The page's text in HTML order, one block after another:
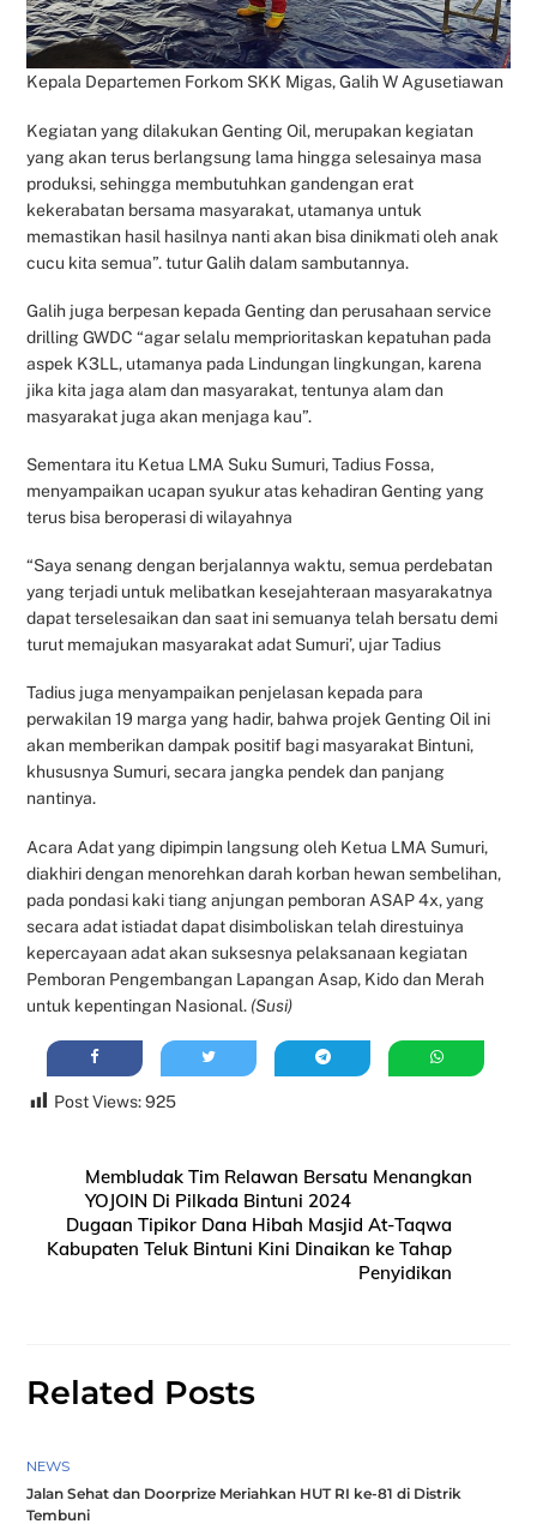
Kepala Departemen Forkom SKK Migas, Galih W Agusetiawan
Kegiatan yang dilakukan Genting Oil, merupakan kegiatan
yang akan terus berlangsung lama hingga selesainya masa
produksi, sehingga membutuhkan gandengan erat
kekerabatan bersama masyarakat, utamanya untuk
memastikan hasil hasilnya nanti akan bisa dinikmati oleh anak
cucu kita semua”. tutur Galih dalam sambutannya.
Galih juga berpesan kepada Genting dan perusahaan service
drilling GWDC “agar selalu memprioritaskan kepatuhan pada
aspek K3LL, utamanya pada Lindungan lingkungan, karena
jika kita jaga alam dan masyarakat, tentunya alam dan
masyarakat juga akan menjaga kau”.
Sementara itu Ketua LMA Suku Sumuri, Tadius Fossa,
menyampaikan ucapan syukur atas kehadiran Genting yang
terus bisa beroperasi di wilayahnya
“Saya senang dengan berjalannya waktu, semua perdebatan
yang terjadi untuk melibatkan kesejahteraan masyarakatnya
dapat terselesaikan dan saat ini semuanya telah bersatu demi
turut memajukan masyarakat adat Sumuri’, ujar Tadius
Tadius juga menyampaikan penjelasan kepada para
perwakilan 19 marga yang hadir, bahwa projek Genting Oil ini
akan memberikan dampak positif bagi masyarakat Bintuni,
khususnya Sumuri, secara jangka pendek dan panjang
nantinya.
Acara Adat yang dipimpin langsung oleh Ketua LMA Sumuri,
diakhiri dengan menorehkan darah korban hewan sembelihan,
pada pondasi kaki tiang anjungan pemboran ASAP 4x, yang
secara adat istiadat dapat disimboliskan telah direstuinya
kepercayaan adat akan suksesnya pelaksanaan kegiatan
Pemboran Pengembangan Lapangan Asap, Kido dan Merah
untuk kepentingan Nasional. (Susi)
Post Views: 925
Membludak Tim Relawan Bersatu Menangkan
YOJOIN Di Pilkada Bintuni 2024
Dugaan Tipikor Dana Hibah Masjid At-Taqwa
Kabupaten Teluk Bintuni Kini Dinaikan ke Tahap
Penyidikan
Related Posts
NEWS
Jalan Sehat dan Doorprize Meriahkan HUT RI ke-81 di Distrik
Tembuni